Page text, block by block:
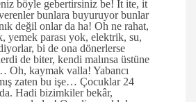
böyle gebertirsiniz be! İt ite, it
bunlara buyuruyor bunlar
değil onlar da ha! Oh ne rahat,
yemek parası yok, elektrik, su,
bi de ona dönerlerse
de biter, kendi malınsa üstüne
Oh, kaymak valla! Yabancı
zaten bu işe… Çocuklar 24
Hadi bizimkiler bekâr,